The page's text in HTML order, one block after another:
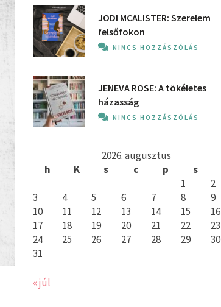
JODI MCALISTER: Szerelem
felsőfokon
NINCS HOZZÁSZÓLÁS
JENEVA ROSE: A ​tökéletes
házasság
NINCS HOZZÁSZÓLÁS
2026. augusztus
h
K s c p s
1
2
3
4 5 6 7 8
9
10
11 12 13 14 15
16
17
18 19 20 21 22
23
24
25 26 27 28 29
30
31
« júl